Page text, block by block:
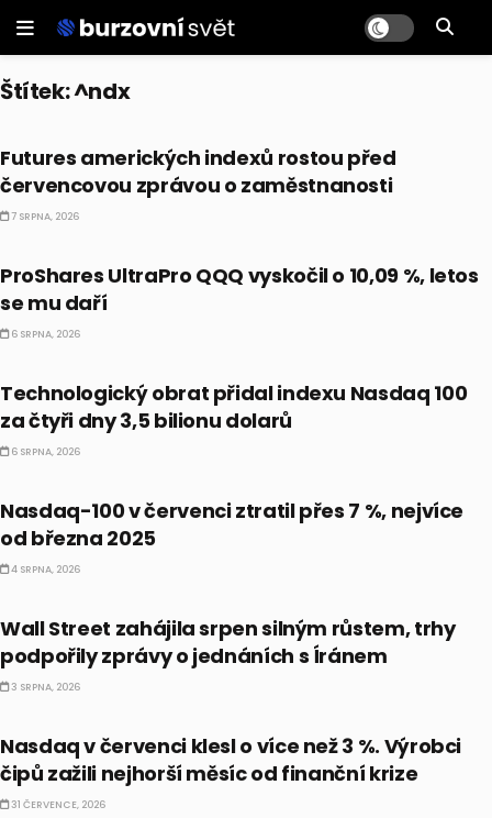
Štítek:^ndx
Futures amerických indexů rostou před
červencovou zprávou o zaměstnanosti
7 SRPNA, 2026
ProShares UltraPro QQQ vyskočil o 10,09 %, letos
se mu daří
6 SRPNA, 2026
Technologický obrat přidal indexu Nasdaq 100
za čtyři dny 3,5 bilionu dolarů
6 SRPNA, 2026
Nasdaq-100 v červenci ztratil přes 7 %, nejvíce
od března 2025
4 SRPNA, 2026
Wall Street zahájila srpen silným růstem, trhy
podpořily zprávy o jednáních s Íránem
3 SRPNA, 2026
Nasdaq v červenci klesl o více než 3 %. Výrobci
čipů zažili nejhorší měsíc od finanční krize
31 ČERVENCE, 2026